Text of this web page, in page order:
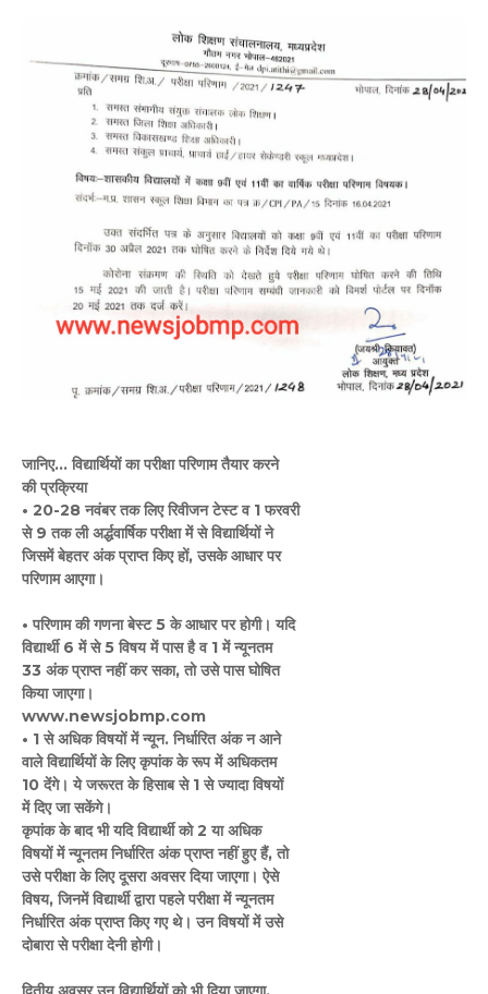
जानिए... विद्यार्थियों का परीक्षा परिणाम तैयार करने
की प्रक्रिया
• 20-28 नवंबर तक लिए रिवीजन टेस्ट व 1 फरवरी
से 9 तक ली अर्द्धवार्षिक परीक्षा में से विद्यार्थियों ने
जिसमें बेहतर अंक प्राप्त किए हों, उसके आधार पर
परिणाम आएगा।
• परिणाम की गणना बेस्ट 5 के आधार पर होगी। यदि
विद्यार्थी 6 में से 5 विषय में पास है व 1 में न्यूनतम
33 अंक प्राप्त नहीं कर सका, तो उसे पास घोषित
किया जाएगा।
www.newsjobmp.com
• 1 से अधिक विषयों में न्यून. निर्धारित अंक न आने
वाले विद्यार्थियों के लिए कृपांक के रूप में अधिकतम
10 देंगे। ये जरूरत के हिसाब से 1 से ज्यादा विषयों
में दिए जा सकेंगे।
कृपांक के बाद भी यदि विद्यार्थी को 2 या अधिक
विषयों में न्यूनतम निर्धारित अंक प्राप्त नहीं हुए हैं, तो
उसे परीक्षा के लिए दूसरा अवसर दिया जाएगा। ऐसे
विषय, जिनमें विद्यार्थी द्वारा पहले परीक्षा में न्यूनतम
निर्धारित अंक प्राप्त किए गए थे। उन विषयों में उसे
दोबारा से परीक्षा देनी होगी।